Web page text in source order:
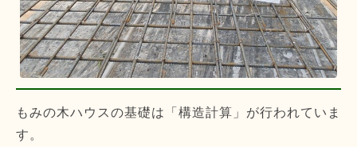
もみの木ハウスの基礎は「構造計算」が行われていま
す。